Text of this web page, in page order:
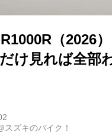
（2026
け見れば全部
スズキのバイク！